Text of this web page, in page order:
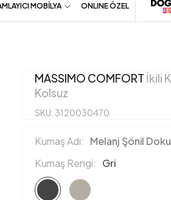
MOBİLYA ONLINE ÖZEL
MASSIMO COMFORT İkili
Kolsuz
SKU: 3120030470
Kumaş Adı: Melanj Şönil
Kumaş Rengi:
Gri